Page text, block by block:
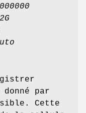
par
Cette